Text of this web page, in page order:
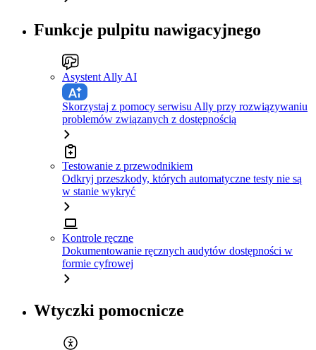
Funkcje pulpitu nawigacyjnego
Asystent Ally AI
Skorzystaj z pomocy serwisu Ally przy rozwiązywaniu
problemów związanych z dostępnością
Testowanie z przewodnikiem
Odkryj przeszkody, których automatyczne testy nie są
w stanie wykryć
Kontrole ręczne
Dokumentowanie ręcznych audytów dostępności w
formie cyfrowej
Wtyczki pomocnicze